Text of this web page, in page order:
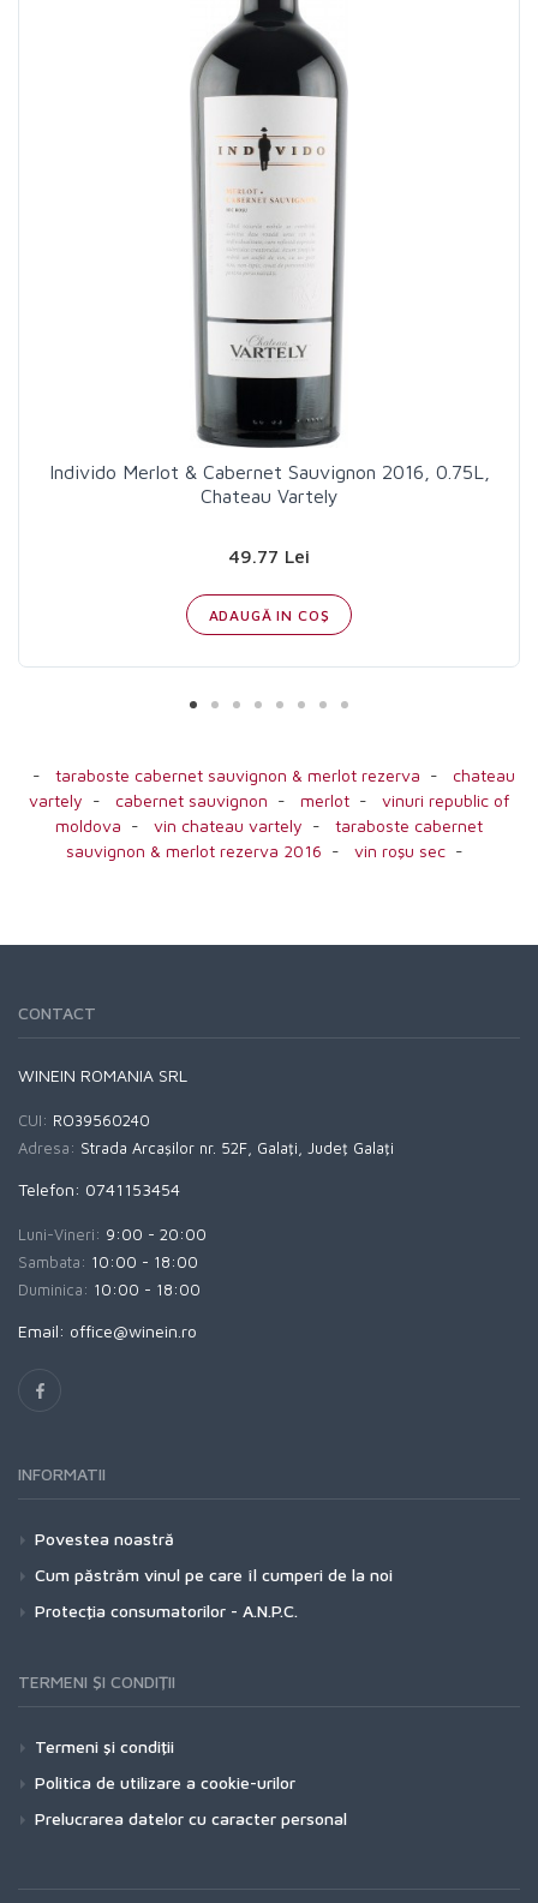
Individo Merlot & Cabernet Sauvignon 2016, 0.75L,
Chateau Vartely
49.77 Lei
ADAUGĂ IN COŞ
- taraboste cabernet sauvignon & merlot rezerva - chateau
vartely - cabernet sauvignon - merlot - vinuri republic of
moldova - vin chateau vartely - taraboste cabernet
sauvignon & merlot rezerva 2016 - vin roşu sec-
CONTACT
WINEIN ROMANIA SRL
CUI: RO39560240
Adresa: Strada Arcaşilor nr. 52F, Galaţi, Judeţ Galaţi
Telefon: 0741153454
Luni-Vineri: 9:00 - 20:00
Sambata: 10:00 - 18:00
Duminica: 10:00 - 18:00
Email: office@winein.ro
INFORMATII
Povestea noastră
Cum păstrăm vinul pe care îl cumperi de la noi
Protecţia consumatorilor - A.N.P.C.
TERMENI ŞI CONDIŢII
Termeni şi condiţii
Politica de utilizare a cookie-urilor
Prelucrarea datelor cu caracter personal